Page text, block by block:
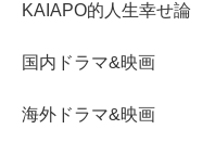
KAIAPO的人生幸せ論
国内ドラマ&映画
海外ドラマ&映画